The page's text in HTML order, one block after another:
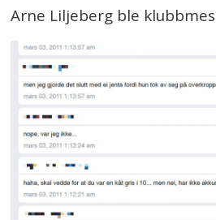
Arne Liljeberg ble